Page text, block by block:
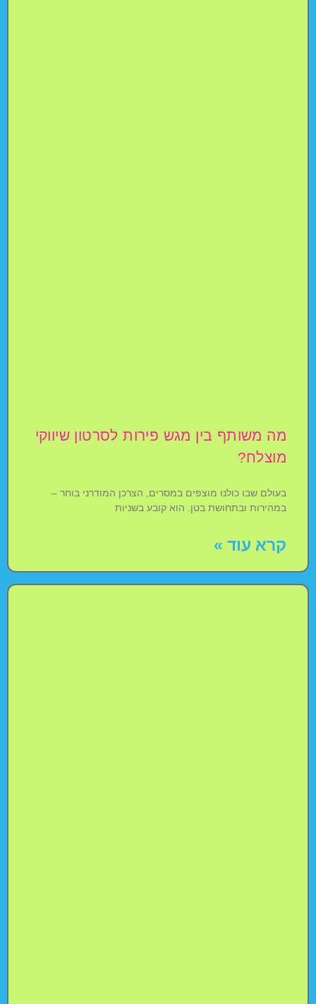
מה משותף בין מגש פירות לסרטון שיווקי
מוצלח?
בעולם שבו כולנו מוצפים במסרים, הצרכן המודרני בוחר –
במהירות ובתחושת בטן. הוא קובע בשניות
קרא עוד »